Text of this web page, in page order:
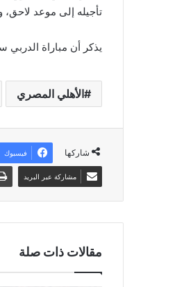
تأجيله إلى موعد
يذكر أن مباراة الدربي
الأهلي المصري
شاركها فيسبوك
مشاركة عبر البريد
مقالات ذات صلة